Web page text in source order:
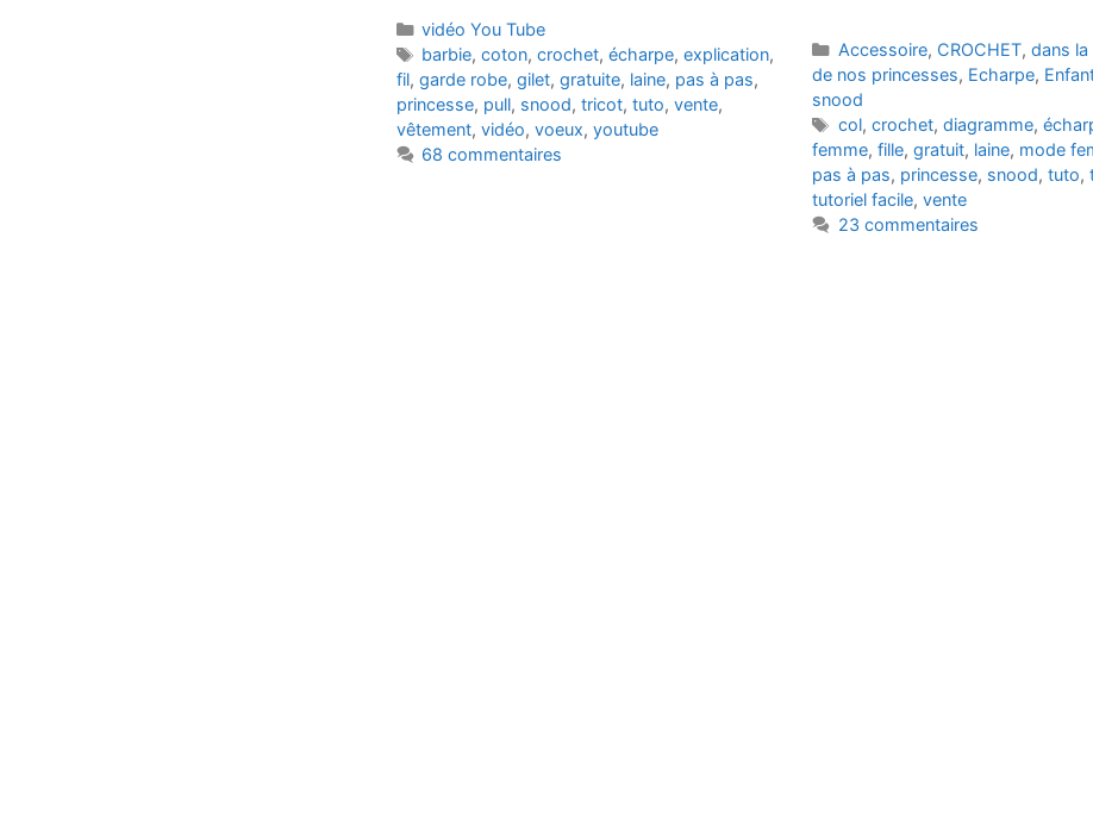
Catégories
vidéo You Tube
Étiquettes
barbie,coton,crochet,écharpe,explication,
fil, garde robe, gilet, gratuite, laine, pas à pas,
princesse, pull, snood, tricot, tuto, vente,
vêtement, vidéo, voeux, youtube
68 commentaires
Catégories
Accessoire, CROCHET, dans
de nos princesses, Echarpe,
snood
Étiquettes
col, crochet, diagramme,
femme, fille, gratuit, laine, mode
pas à pas, princesse, snood, tuto,
tutoriel facile, vente
23 commentaires